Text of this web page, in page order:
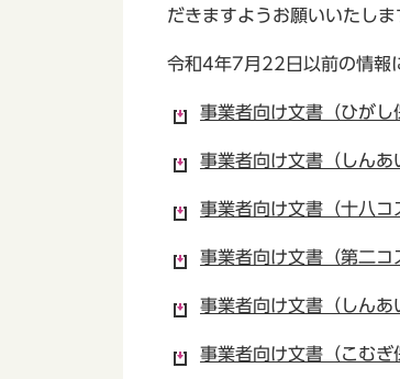
だきますようお願いいたしま
令和4年7月22日以前の情報
事業者向け文書（ひが
事業者向け文書（しん
事業者向け文書（十八
事業者向け文書（第二
事業者向け文書（しん
事業者向け文書（こむ